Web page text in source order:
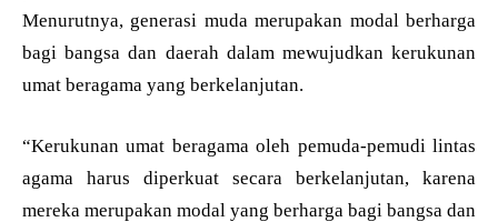
Menurutnya, generasi muda merupakan modal berharga
bagi bangsa dan daerah dalam mewujudkan kerukunan
umat beragama yang berkelanjutan.
“Kerukunan umat beragama oleh pemuda-pemudi lintas
agama harus diperkuat secara berkelanjutan, karena
mereka merupakan modal yang berharga bagi bangsa dan